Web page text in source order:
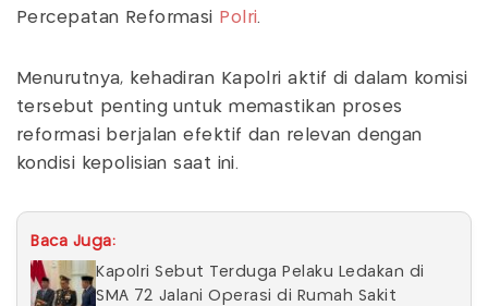
Percepatan Reformasi Polri.
Menurutnya, kehadiran Kapolri aktif di dalam komisi
tersebut penting untuk memastikan proses
reformasi berjalan efektif dan relevan dengan
kondisi kepolisian saat ini.
Baca Juga:
Kapolri Sebut Terduga Pelaku Ledakan di
SMA 72 Jalani Operasi di Rumah Sakit